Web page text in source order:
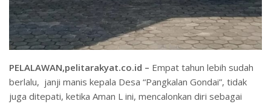
PELALAWAN,pelitarakyat.co.id – Empat tahun lebih sudah
berlalu, janji manis kepala Desa “Pangkalan Gondai”, tidak
juga ditepati, ketika Aman L ini, mencalonkan diri sebagai